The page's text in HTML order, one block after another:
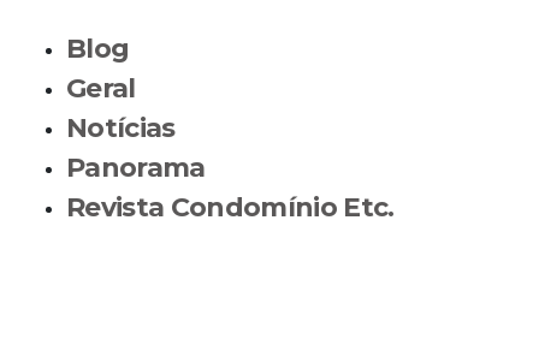
Blog
Geral
Notícias
Panorama
Revista Condomínio Etc.